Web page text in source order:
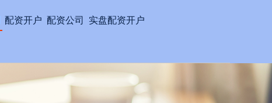
配资开户 配资公司 实盘配资开户